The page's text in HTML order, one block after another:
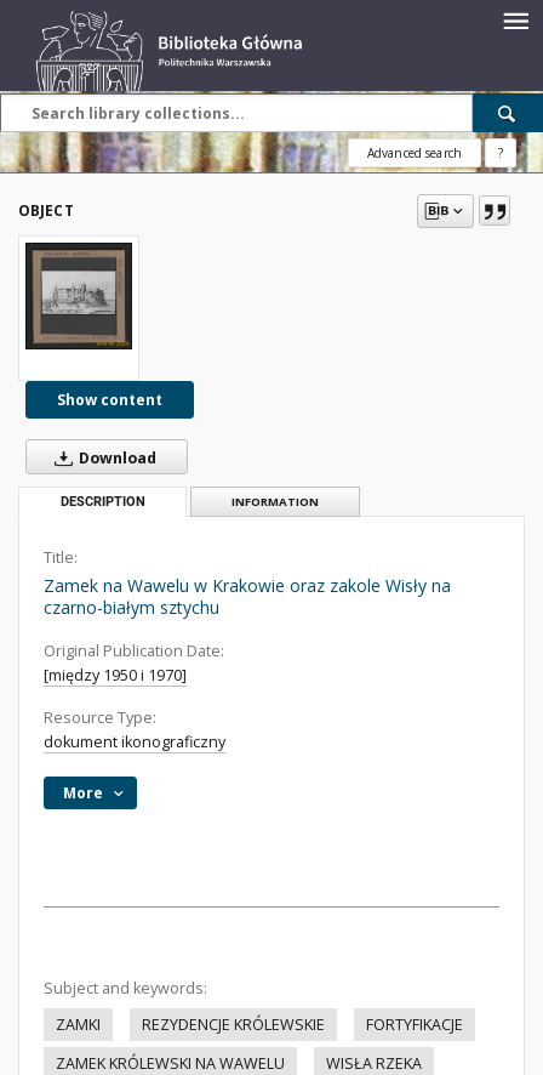
Advanced search ?
OBJECT
Show content
Download
DESCRIPTION INFORMATION
Title:
Zamek na Wawelu w Krakowie oraz zakole Wisły na
czarno-białym sztychu
Original Publication Date:
[między 1950 i 1970]
Resource Type:
dokument ikonograficzny
More
Subject and keywords:
ZAMKI
REZYDENCJE KRÓLEWSKIE
FORTYFIKACJE
ZAMEK KRÓLEWSKI NA WAWELU
WISŁA RZEKA